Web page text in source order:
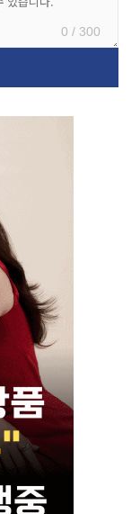
0 / 300